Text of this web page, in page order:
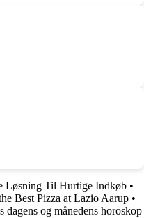
Løsning Til Hurtige Indkøb •
Best Pizza at Lazio Aarup •
og månedens horoskop